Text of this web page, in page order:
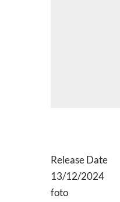
Release Date
13/12/2024
foto